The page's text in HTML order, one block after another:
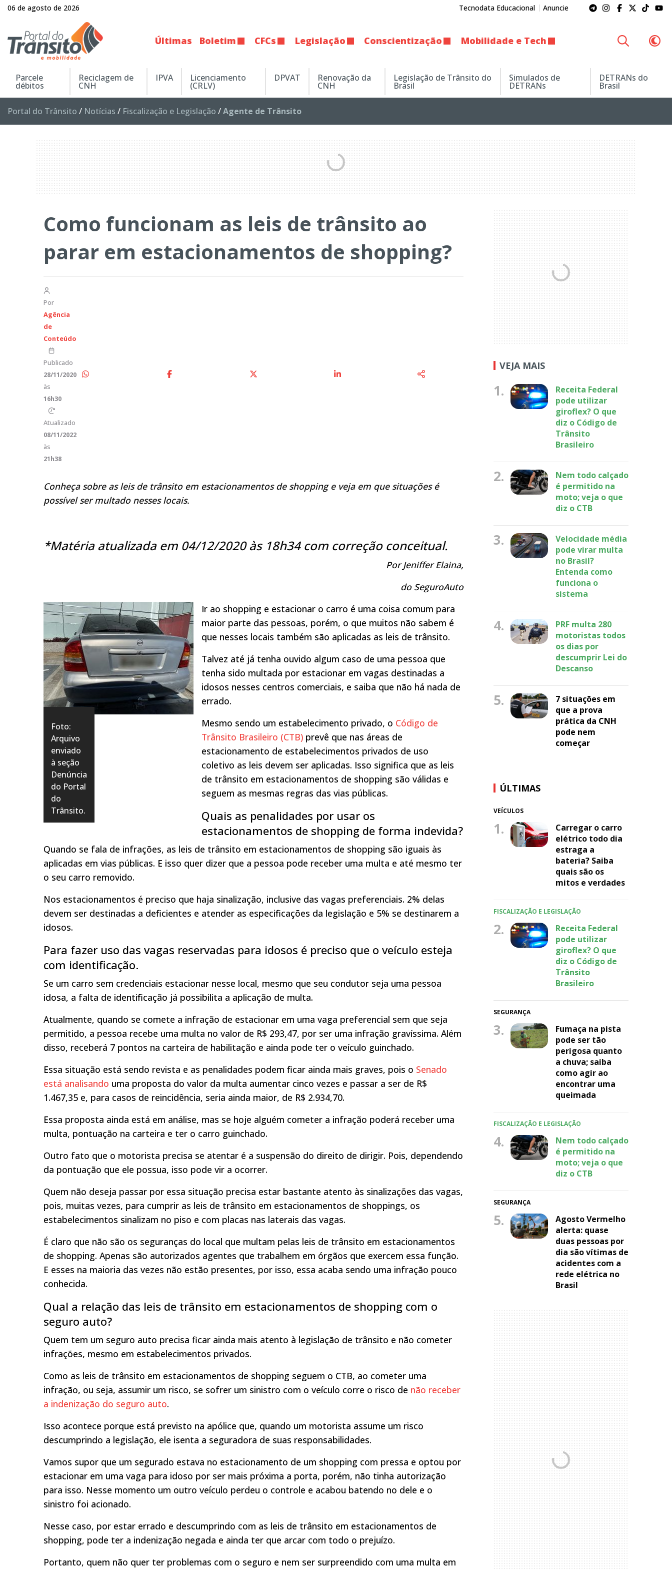
06 de agosto de 2026 Tecnodata Educacional Anuncie
Últimas Boletim CFCs Legislação Conscientização Mobilidade e Tech
Parcele
débitos
Reciclagem de
CNH
IPVA Licenciamento
(CRLV)
DPVAT Renovação da
CNH
Legislação de Trânsito do
Brasil
Simulados de
DETRANs
DETRANs do
Brasil
Portal do Trânsito / Notícias / Fiscalização e Legislação /Agente de Trânsito
Como funcionam as leis de trânsito ao
parar em estacionamentos de shopping?
Por
Agência
de
Conteúdo
Publicado
28/11/2020
às
16h30
Atualizado
08/11/2022
às
21h38
Conheça sobre as leis de trânsito em estacionamentos de shopping e veja em que situações é
possível ser multado nesses locais.
*Matéria atualizada em 04/12/2020 às 18h34 com correção conceitual.
Por Jeniffer Elaina,
do SeguroAuto
Foto:
Arquivo
enviado
à seção
Denúncia
do Portal
do
Trânsito.
Ir ao shopping e estacionar o carro é uma coisa comum para
maior parte das pessoas, porém, o que muitos não sabem é
que nesses locais também são aplicadas as leis de trânsito.
Talvez até já tenha ouvido algum caso de uma pessoa que
tenha sido multada por estacionar em vagas destinadas a
idosos nesses centros comerciais, e saiba que não há nada de
errado.
Mesmo sendo um estabelecimento privado, o Código de
Trânsito Brasileiro (CTB) prevê que nas áreas de
estacionamento de estabelecimentos privados de uso
coletivo as leis devem ser aplicadas. Isso significa que as leis
de trânsito em estacionamentos de shopping são válidas e
seguem as mesmas regras das vias públicas.
Quais as penalidades por usar os
estacionamentos de shopping de forma indevida?
Quando se fala de infrações, as leis de trânsito em estacionamentos de shopping são iguais às
aplicadas em vias públicas. E isso quer dizer que a pessoa pode receber uma multa e até mesmo ter
o seu carro removido.
Nos estacionamentos é preciso que haja sinalização, inclusive das vagas preferenciais. 2% delas
devem ser destinadas a deficientes e atender as especificações da legislação e 5% se destinarem a
idosos.
Para fazer uso das vagas reservadas para idosos é preciso que o veículo esteja
com identificação.
Se um carro sem credenciais estacionar nesse local, mesmo que seu condutor seja uma pessoa
idosa, a falta de identificação já possibilita a aplicação de multa.
Atualmente, quando se comete a infração de estacionar em uma vaga preferencial sem que seja
permitido, a pessoa recebe uma multa no valor de R$ 293,47, por ser uma infração gravíssima. Além
disso, receberá 7 pontos na carteira de habilitação e ainda pode ter o veículo guinchado.
Essa situação está sendo revista e as penalidades podem ficar ainda mais graves, pois o Senado
está analisando uma proposta do valor da multa aumentar cinco vezes e passar a ser de R$
1.467,35 e, para casos de reincidência, seria ainda maior, de R$ 2.934,70.
Essa proposta ainda está em análise, mas se hoje alguém cometer a infração poderá receber uma
multa, pontuação na carteira e ter o carro guinchado.
Outro fato que o motorista precisa se atentar é a suspensão do direito de dirigir. Pois, dependendo
da pontuação que ele possua, isso pode vir a ocorrer.
Quem não deseja passar por essa situação precisa estar bastante atento às sinalizações das vagas,
pois, muitas vezes, para cumprir as leis de trânsito em estacionamentos de shoppings, os
estabelecimentos sinalizam no piso e com placas nas laterais das vagas.
É claro que não são os seguranças do local que multam pelas leis de trânsito em estacionamentos
de shopping. Apenas são autorizados agentes que trabalhem em órgãos que exercem essa função.
E esses na maioria das vezes não estão presentes, por isso, essa acaba sendo uma infração pouco
conhecida.
Qual a relação das leis de trânsito em estacionamentos de shopping com o
seguro auto?
Quem tem um seguro auto precisa ficar ainda mais atento à legislação de trânsito e não cometer
infrações, mesmo em estabelecimentos privados.
Como as leis de trânsito em estacionamentos de shopping seguem o CTB, ao cometer uma
infração, ou seja, assumir um risco, se sofrer um sinistro com o veículo corre o risco de não receber
a indenização do seguro auto.
Isso acontece porque está previsto na apólice que, quando um motorista assume um risco
descumprindo a legislação, ele isenta a seguradora de suas responsabilidades.
Vamos supor que um segurado estava no estacionamento de um shopping com pressa e optou por
estacionar em uma vaga para idoso por ser mais próxima a porta, porém, não tinha autorização
para isso. Nesse momento um outro veículo perdeu o controle e acabou batendo no dele e o
sinistro foi acionado.
Nesse caso, por estar errado e descumprindo com as leis de trânsito em estacionamentos de
shopping, pode ter a indenização negada e ainda ter que arcar com todo o prejuízo.
Portanto, quem não quer ter problemas com o seguro e nem ser surpreendido com uma multa em
VEJA MAIS
1.
Receita Federal
pode utilizar
giroflex? O que
diz o Código de
Trânsito
Brasileiro
2.
Nem todo calçado
é permitido na
moto; veja o que
diz o CTB
3.
Velocidade média
pode virar multa
no Brasil?
Entenda como
funciona o
sistema
4.
PRF multa 280
motoristas todos
os dias por
descumprir Lei do
Descanso
5.
7 situações em
que a prova
prática da CNH
pode nem
começar
ÚLTIMAS
VEÍCULOS
1.
Carregar o carro
elétrico todo dia
estraga a
bateria? Saiba
quais são os
mitos e verdades
FISCALIZAÇÃO E LEGISLAÇÃO
2.
Receita Federal
pode utilizar
giroflex? O que
diz o Código de
Trânsito
Brasileiro
SEGURANÇA
3.
Fumaça na pista
pode ser tão
perigosa quanto
a chuva; saiba
como agir ao
encontrar uma
queimada
FISCALIZAÇÃO E LEGISLAÇÃO
4.
Nem todo calçado
é permitido na
moto; veja o que
diz o CTB
SEGURANÇA
5.
Agosto Vermelho
alerta: quase
duas pessoas por
dia são vítimas de
acidentes com a
rede elétrica no
Brasil